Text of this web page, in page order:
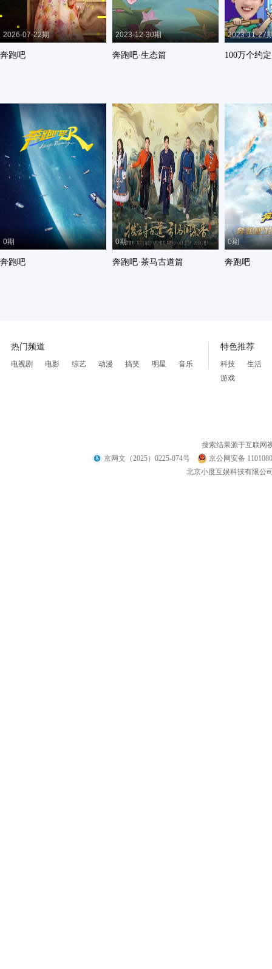
2026-07-22期
奔跑吧
2023-12-30期
奔跑吧·生态篇
2023-11-27
100万个约
0期
奔跑吧
0期
奔跑吧·茶马古道篇
0期
奔跑吧
热门频道
电视剧 电影 综艺 动漫 搞笑 明星 音乐
特色推荐
科技
生活
游戏
搜索结果源于互联网
京网文（2025）0225-074号
京公网安备
北京小度互娱科技有限公